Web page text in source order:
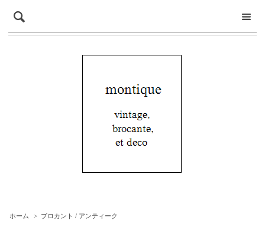
ホーム > ブロカント / アンティーク